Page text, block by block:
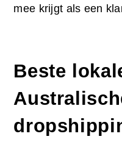
mee krijgt als een
Beste